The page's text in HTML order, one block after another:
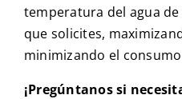
temperatura del agua
que solicites,
minimizando el
¡Pregúntanos si